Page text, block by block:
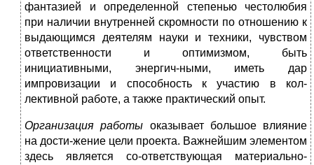
фантазией и определенной степенью честолюбия
при наличии внутренней скромности по отношению к
выдающимся деятелям науки и техники, чувством
ответственности и оптимизмом, быть
инициативными, энергич-ными, иметь дар
импровизации и способность к участию в кол-
лективной работе, а также практический опыт.
Организация работы оказывает большое
влияние
на дости-жение цели проекта. Важнейшим элементом
здесь является со-ответствующая материально-